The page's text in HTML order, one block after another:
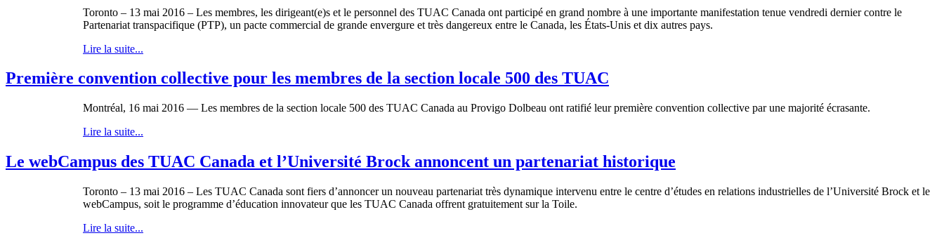
Toronto – 13 mai 2016 – Les membres, les dirigeant(e)s et le personnel des TUAC Canada ont participé en grand nombre à une importante manifestation tenue vendredi dernier contre le
Partenariat transpacifique (PTP), un pacte commercial de grande envergure et très dangereux entre le Canada, les États-Unis et dix autres pays.
Lire la suite...
Première convention collective pour les membres de la section locale 500 des TUAC
Montréal, 16 mai 2016 — Les membres de la section locale 500 des TUAC Canada au Provigo Dolbeau ont ratifié leur première convention collective par une majorité écrasante.
Lire la suite...
Le webCampus des TUAC Canada et l’Université Brock annoncent un partenariat historique
Toronto – 13 mai 2016 – Les TUAC Canada sont fiers d’annoncer un nouveau partenariat très dynamique intervenu entre le centre d’études en relations industrielles de l’Université Brock et le
webCampus, soit le programme d’éducation innovateur que les TUAC Canada offrent gratuitement sur la Toile.
Lire la suite...